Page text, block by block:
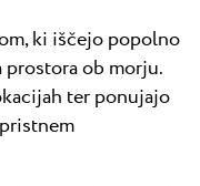
ki iščejo popolno
ob morju.
ter ponujajo